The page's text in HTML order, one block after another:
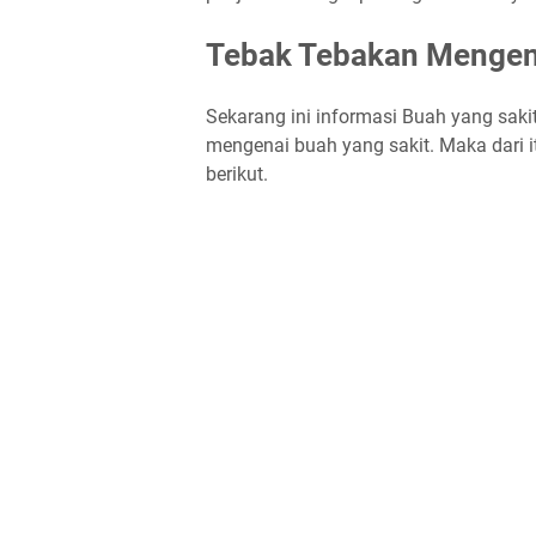
Tebak Tebakan
Sekarang ini informasi Buah yang
mengenai buah yang sakit. Maka
berikut.